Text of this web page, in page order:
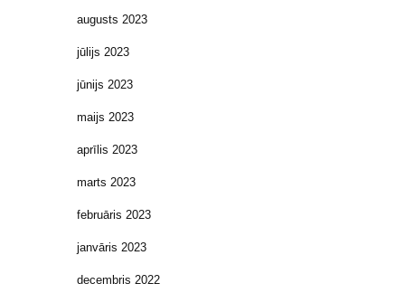
augusts 2023
jūlijs 2023
jūnijs 2023
maijs 2023
aprīlis 2023
marts 2023
februāris 2023
janvāris 2023
decembris 2022